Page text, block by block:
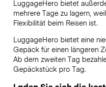
LuggageHero bietet
mehrere Tage zu lagern,
Flexibilität beim Reisen ist.
LuggageHero bietet eine
Gepäck für einen längeren
Ab dem zweiten Tag
Gepäckstück pro Tag.